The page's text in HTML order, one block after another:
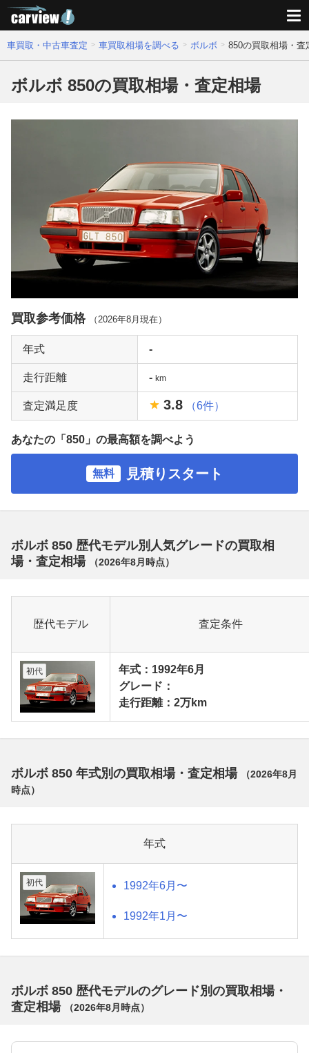
車買取・中古車査定 車買取相場を調べる ボルボ 850の買取相場・査
ボルボ 850の買取相場・査定相場
買取参考価格 （ 2026年8月 現在）
年式 -
走行距離 - km
査定満足度 3.8 （6件）
あなたの「850」の最高額を調べよう
無料 見積りスタート
ボルボ 850 歴代モデル別人気グレードの買取相
場・査定相場
（2026年8月 時点）
歴代モデル 査定条件
初代
年式：1992年6月
グレード：
走行距離：2万km
ボルボ 850 年式別の買取相場・査定相場 （2026年8月
時点）
年式
初代 1992年6月〜
1992年1月〜
ボルボ 850 歴代モデルのグレード別の買取相場・
査定相場
（2026年8月 時点）